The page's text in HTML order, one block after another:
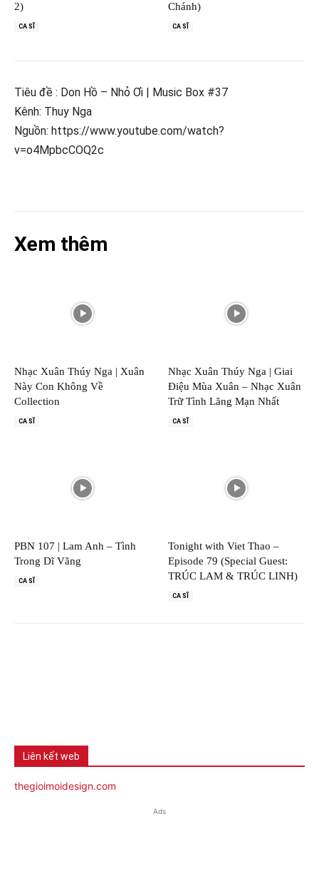
2)
CA SĨ
Chánh)
CA SĨ
Tiêu đề : Don Hồ – Nhỏ Ơi | Music Box #37
Kênh: Thuy Nga
Nguồn: https://www.youtube.com/watch?
v=o4MpbcCOQ2c
Xem thêm
Nhạc Xuân Thúy Nga | Xuân
Này Con Không Về
Collection
CA SĨ
Nhạc Xuân Thúy Nga | Giai
Điệu Mùa Xuân – Nhạc Xuân
Trữ Tình Lãng Mạn Nhất
CA SĨ
PBN 107 | Lam Anh – Tình
Trong Dĩ Vãng
CA SĨ
Tonight with Viet Thao –
Episode 79 (Special Guest:
TRÚC LAM & TRÚC LINH)
CA SĨ
Liên kết web
thegioimoidesign.com
Ads